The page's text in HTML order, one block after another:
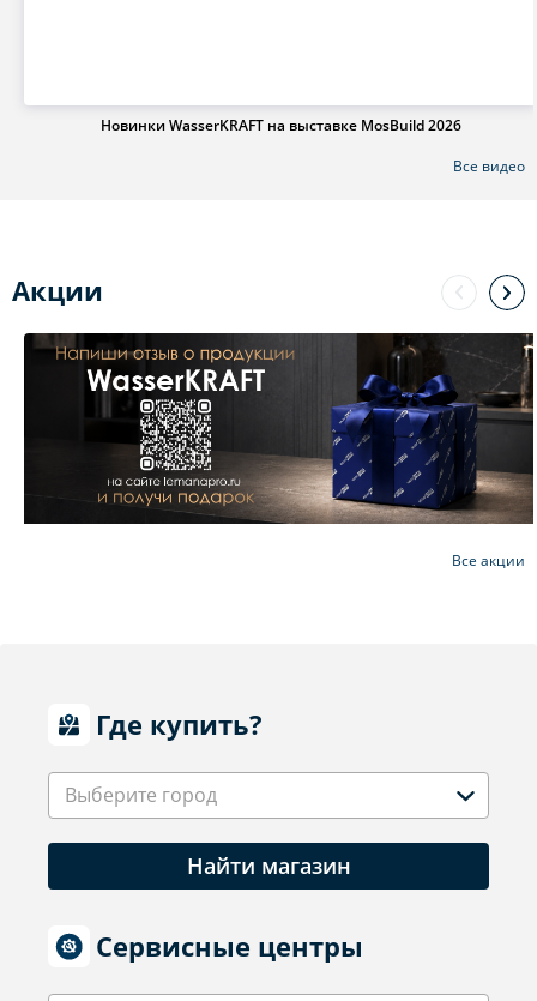
Новинки WasserKRAFT на выставке MosBuild 2026
Все видео
Акции
Все акции
Где купить?
Выберите город
Найти магазин
Сервисные центры